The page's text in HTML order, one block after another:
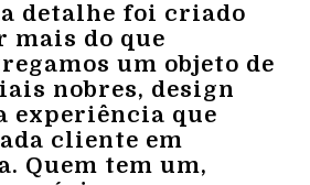
detalhe foi criado
mais do que
um objeto de
nobres, design
experiência que
cliente em
Quem tem um,